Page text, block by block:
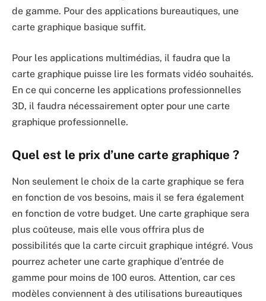
de gamme. Pour des applications bureautiques, une
carte graphique basique suffit.
Pour les applications multimédias, il faudra que la
carte graphique puisse lire les formats vidéo souhaités.
En ce qui concerne les applications professionnelles
3D, il faudra nécessairement opter pour une carte
graphique professionnelle.
Quel est le prix d’une carte graphique ?
Non seulement le choix de la carte graphique se fera
en fonction de vos besoins, mais il se fera également
en fonction de votre budget. Une carte graphique sera
plus coûteuse, mais elle vous offrira plus de
possibilités que la carte circuit graphique intégré. Vous
pourrez acheter une carte graphique d’entrée de
gamme pour moins de 100 euros. Attention, car ces
modèles conviennent à des utilisations bureautiques